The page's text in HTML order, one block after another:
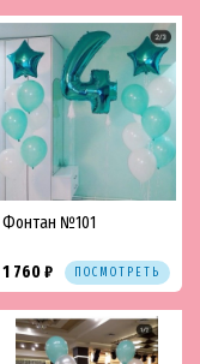
Фонтан №101
1 760 ₽ ПОСМОТРЕТЬ